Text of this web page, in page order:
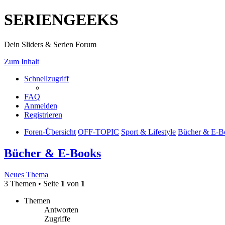
SERIENGEEKS
Dein Sliders & Serien Forum
Zum Inhalt
Schnellzugriff
FAQ
Anmelden
Registrieren
Foren-Übersicht OFF-TOPIC Sport & Lifestyle Bücher & E-
Bücher & E-Books
Neues Thema
3 Themen • Seite 1 von 1
Themen
Antworten
Zugriffe